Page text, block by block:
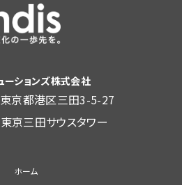
ーションズ株式会社
京都港区三田3-5-27
京三田サウスタワー
ホーム